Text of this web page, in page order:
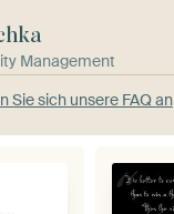
Management
Sie sich unsere FAQ an